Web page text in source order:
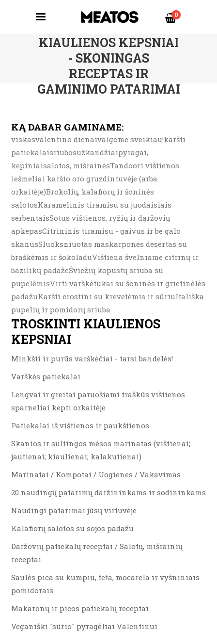
0
TROSKINTI
KIAULIENOS KEPSNIAI
- SKONINGAS
RECEPTAS IR
GAMINIMO PATARIMAI
KĄ DABAR GAMINAME:
viskasvalentino dienaivalgome sveikiau!karšti
patiekalaisriubosužkandžiaipyragai,
kepiniaisalotos, mišrainėsTandoori vištienos
iešmeliai karšto oro gruzdintuvėje (arba
orkaitėje)Brokolių, kalafiorų ir šoninės
salotosKaramelinis tiramisu su juodaisiais
serbentaisSotus vištienos, ryžių ir daržovių
apkepasCitrininis tiramisu - gaivus ir be galo
skanusSluoksniuotas maskarponės desertas su
braškėmis ir šokoladuVištiena švelniame citrinų ir
bazilikų padažeŠviežių kopūstų sriuba su
pupelėmisVirti varškėtukai su šoninės ir grietinėlės
padažuKaršti crostini su krevetėmis ir sūriuItališka
pupelių ir pomidorų sriuba
TROSKINTI KIAULIENOS
KEPSNIAI
Minkšti ir purūs varškėčiai - tarsi bandelės!
Varškės patiekalai
Lengvai ir greitai paruošiami traškūs vištienos
sparneliai kepti orkaitėje
Patiekalai iš vištienos ir paukštienos
Skanios ir sultingos mėsos marinatas (vištienai;
jautienai; kiaulienai; kalakutienai)
Marinatai / Kompotai / Uogienes / Vakavimas
20 naudingų patarimų daržininkams ir sodininkams
Naudingi patarimai jūsų virtuvėje
Kalafiorų salotos su sojos padažu
Daržovių patiekalų receptai / Salotų, mišrainių
receptai
Saulės pica su kumpiu, feta, mocarela ir vyšniniais
pomidorais
Makaronų ir picos patiekalų receptai
Veganiški "sūrio" pyragėliai Valentinui